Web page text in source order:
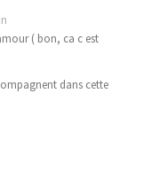
( bon, ca c est
dans cette